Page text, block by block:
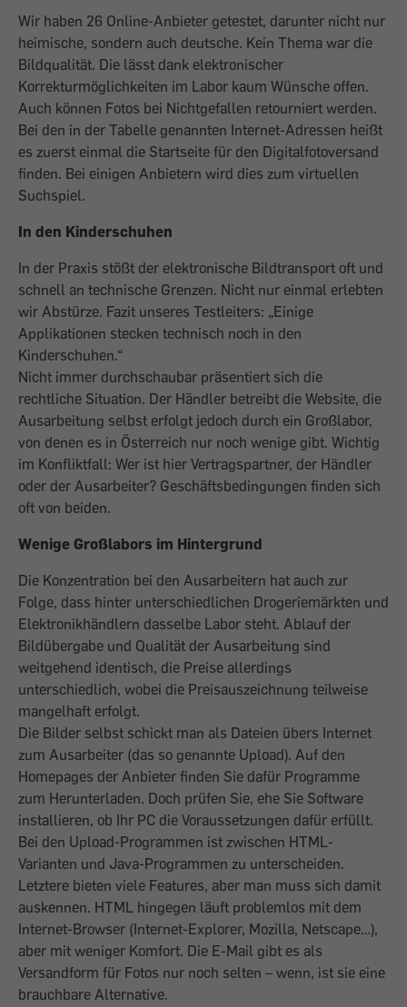
Wir haben 26 Online-Anbieter getestet, darunter nicht nur
heimische, sondern auch deutsche. Kein Thema war die
Bildqualität. Die lässt dank elektronischer
Korrekturmöglichkeiten im Labor kaum Wünsche offen.
Auch können Fotos bei Nichtgefallen retourniert werden.
Bei den in der Tabelle genannten Internet-Adressen heißt
es zuerst einmal die Startseite für den Digitalfotoversand
finden. Bei einigen Anbietern wird dies zum virtuellen
Suchspiel.
In den Kinderschuhen
In der Praxis stößt der elektronische Bildtransport oft und
schnell an technische Grenzen. Nicht nur einmal erlebten
wir Abstürze. Fazit unseres Testleiters: „Einige
Applikationen stecken technisch noch in den
Kinderschuhen.“
Nicht immer durchschaubar präsentiert sich die
rechtliche Situation. Der Händler betreibt die Website, die
Ausarbeitung selbst erfolgt jedoch durch ein Großlabor,
von denen es in Österreich nur noch wenige gibt. Wichtig
im Konfliktfall: Wer ist hier Vertragspartner, der Händler
oder der Ausarbeiter? Geschäftsbedingungen finden sich
oft von beiden.
Wenige Großlabors im Hintergrund
Die Konzentration bei den Ausarbeitern hat auch zur
Folge, dass hinter unterschiedlichen Drogeriemärkten und
Elektronikhändlern dasselbe Labor steht. Ablauf der
Bildübergabe und Qualität der Ausarbeitung sind
weitgehend identisch, die Preise allerdings
unterschiedlich, wobei die Preisauszeichnung teilweise
mangelhaft erfolgt.
Die Bilder selbst schickt man als Dateien übers Internet
zum Ausarbeiter (das so genannte Upload). Auf den
Homepages der Anbieter finden Sie dafür Programme
zum Herunterladen. Doch prüfen Sie, ehe Sie Software
installieren, ob Ihr PC die Voraussetzungen dafür erfüllt.
Bei den Upload-Programmen ist zwischen HTML-
Varianten und Java-Programmen zu unterscheiden.
Letztere bieten viele Features, aber man muss sich damit
auskennen. HTML hingegen läuft problemlos mit dem
Internet-Browser (Internet-Explorer, Mozilla, Netscape…),
aber mit weniger Komfort. Die E-Mail gibt es als
Versandform für Fotos nur noch selten – wenn, ist sie eine
brauchbare Alternative.